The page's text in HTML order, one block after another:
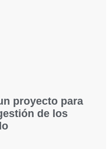
proyecto para
de los